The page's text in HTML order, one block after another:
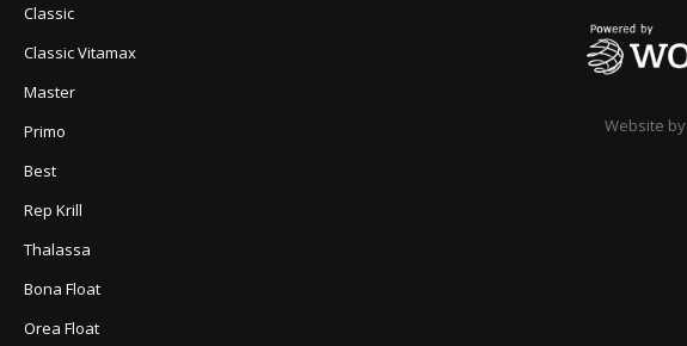
Classic
Classic Vitamax
Master
Primo
Best
Rep Krill
Thalassa
Bona Float
Orea Float
Website by